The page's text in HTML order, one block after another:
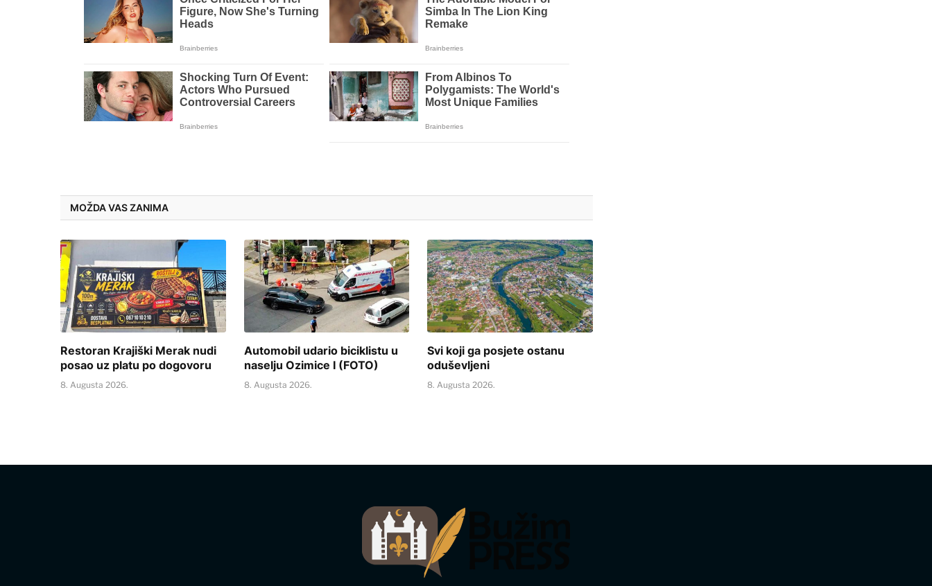
MOŽDA VAS ZANIMA
Restoran Krajiški Merak nudi
posao uz platu po dogovoru
8. Augusta 2026.
Automobil udario biciklistu u
naselju Ozimice I (FOTO)
8. Augusta 2026.
Svi koji ga posjete ostanu
oduševljeni
8. Augusta 2026.